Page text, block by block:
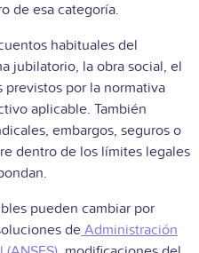
de esa categoría.
habituales del
jubilatorio, la obra social, el
previstos por la normativa
aplicable. También
embargos, seguros o
dentro de los límites legales
pueden cambiar por
de Administración